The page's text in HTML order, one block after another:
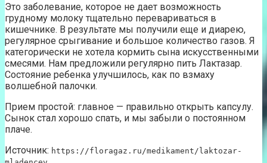
Это заболевание, которое не дает возможность
грудному молоку тщательно перевариваться в
кишечнике. В результате мы получили еще и диарею,
регулярное срыгивание и большое количество газов. Я
категорически не хотела кормить сына искусственными
смесями. Нам предложили регулярно пить Лактазар.
Состояние ребенка улучшилось, как по взмаху
волшебной палочки.
Прием простой: главное — правильно открыть капсулу.
Сынок стал хорошо спать, и мы забыли о постоянном
плаче.
Источник: https://floragaz.ru/medikament/laktozar-